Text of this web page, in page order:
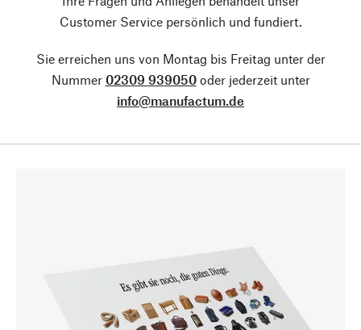
Customer Service persönlich und fundiert.
Sie erreichen uns von Montag bis Freitag unter der
Nummer 02309 939050oder jederzeit unter
info@manufactum.de